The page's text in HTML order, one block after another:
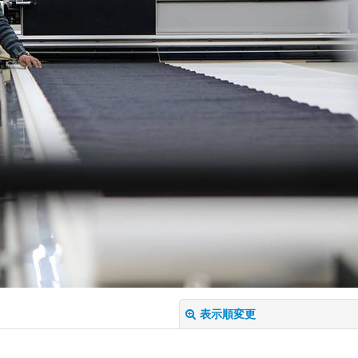
表示順変更